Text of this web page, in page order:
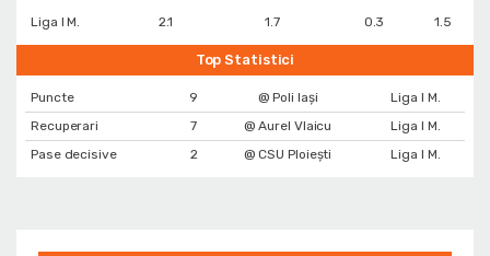
Liga I M.
2.1 1.7 0.3 1.5
Top Statistici
Puncte 9 @ Poli Iași
Liga I M.
Recuperari
7 @ Aurel Vlaicu
Liga I M.
Pase decisive
2 @ CSU Ploiești Liga I M.